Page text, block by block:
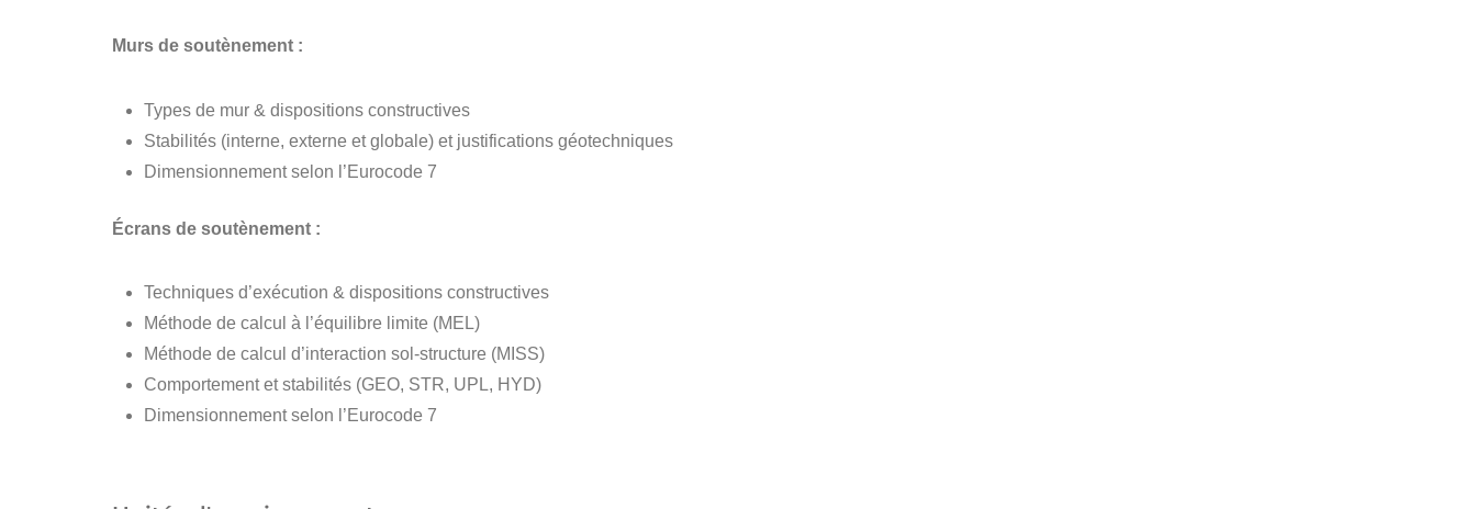
Murs de soutènement :
Types de mur & dispositions constructives
Stabilités (interne, externe et globale) et justifications géotechniques
Dimensionnement selon l’Eurocode 7
Écrans de soutènement :
Techniques d’exécution & dispositions constructives
Méthode de calcul à l’équilibre limite (MEL)
Méthode de calcul d’interaction sol-structure (MISS)
Comportement et stabilités (GEO, STR, UPL, HYD)
Dimensionnement selon l’Eurocode 7